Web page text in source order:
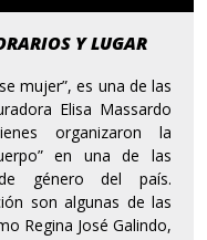
Y LUGAR
mujer”, es una de las
Elisa Massardo
organizaron la
en una de las
género del país.
son algunas de las
Regina José Galindo,